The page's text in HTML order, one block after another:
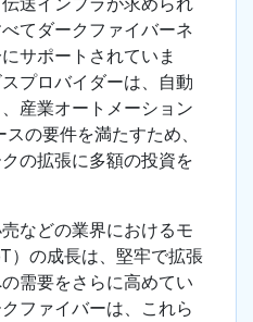
てダークファイバーネ
サポートされていま
プロバイダーは、自動
産業オートメーション
の要件を満たすため、
の拡張に多額の投資を
などの業界におけるモ
）の成長は、堅牢で拡張
需要をさらに高めてい
ファイバーは、これら